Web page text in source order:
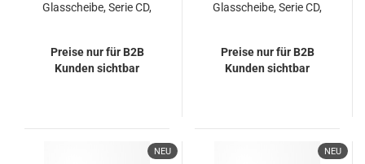
Glasscheibe, Serie CD,
Preise nur für B2B
Kunden sichtbar
Glasscheibe, Serie CD,
Preise nur für B2B
Kunden sichtbar
NEU NEU